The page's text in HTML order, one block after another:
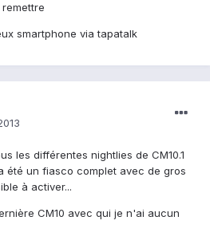
smartphone via tapatalk
les différentes nightlies de CM10.1
été un fiasco complet avec de gros
à activer...
CM10 avec qui je n'ai aucun